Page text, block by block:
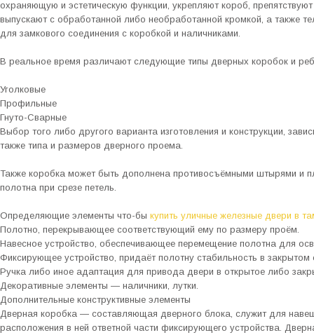
охраняющую и эстетическую функции, укрепляют короб,
выпускают с обработанной либо необработанной кромкой, а также
для замкового соединения с коробкой и наличниками.
В реальное время различают следующие типы дверных коробок и
Уголковые
Профильные
Гнуто-Сварные
Выбор того либо другого варианта изготовления и конструкции,
также типа и размеров дверного проема.
Также коробка может быть дополнена противосъёмными штырями и
полотна при срезе петель.
Определяющие элементы что-бы купить уличные железные двери в
Полотно, перекрывающее соответствующий ему по размеру проём.
Навесное устройство, обеспечивающее перемещение полотна для
Фиксирующее устройство, придаёт полотну стабильность в закрытом
Ручка либо иное адаптация для привода двери в открытое либо
Декоративные элементы — наличники, лутки.
Дополнительные конструктивные элементы
Дверная коробка — составляющая дверного блока, служит для
расположения в ней ответной части фиксирующего устройства.